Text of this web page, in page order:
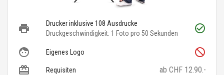
Drucker inklusive 108 Ausdrucke
Druckgeschwindigkeit: 1 Foto pro 50 Sekunden
Eigenes Logo
Requisiten ab CHF 12.90.-